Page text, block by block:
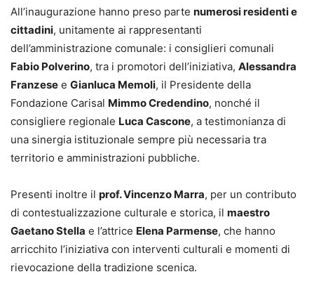
All’inaugurazione hanno preso parte numerosi residenti e
cittadini, unitamente ai rappresentanti
dell’amministrazione comunale: i consiglieri comunali
Fabio Polverino, tra i promotori dell’iniziativa, Alessandra
Franzese e Gianluca Memoli, il Presidente della
Fondazione Carisal Mimmo Credendino, nonché il
consigliere regionale Luca Cascone, a testimonianza di
una sinergia istituzionale sempre più necessaria tra
territorio e amministrazioni pubbliche.
Presenti inoltre il prof. Vincenzo Marra, per un contributo
di contestualizzazione culturale e storica, il maestro
Gaetano Stella e l’attrice Elena Parmense, che hanno
arricchito l’iniziativa con interventi culturali e momenti di
rievocazione della tradizione scenica.